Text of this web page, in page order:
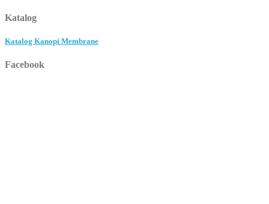
Katalog
Katalog Kanopi Membrane
Facebook